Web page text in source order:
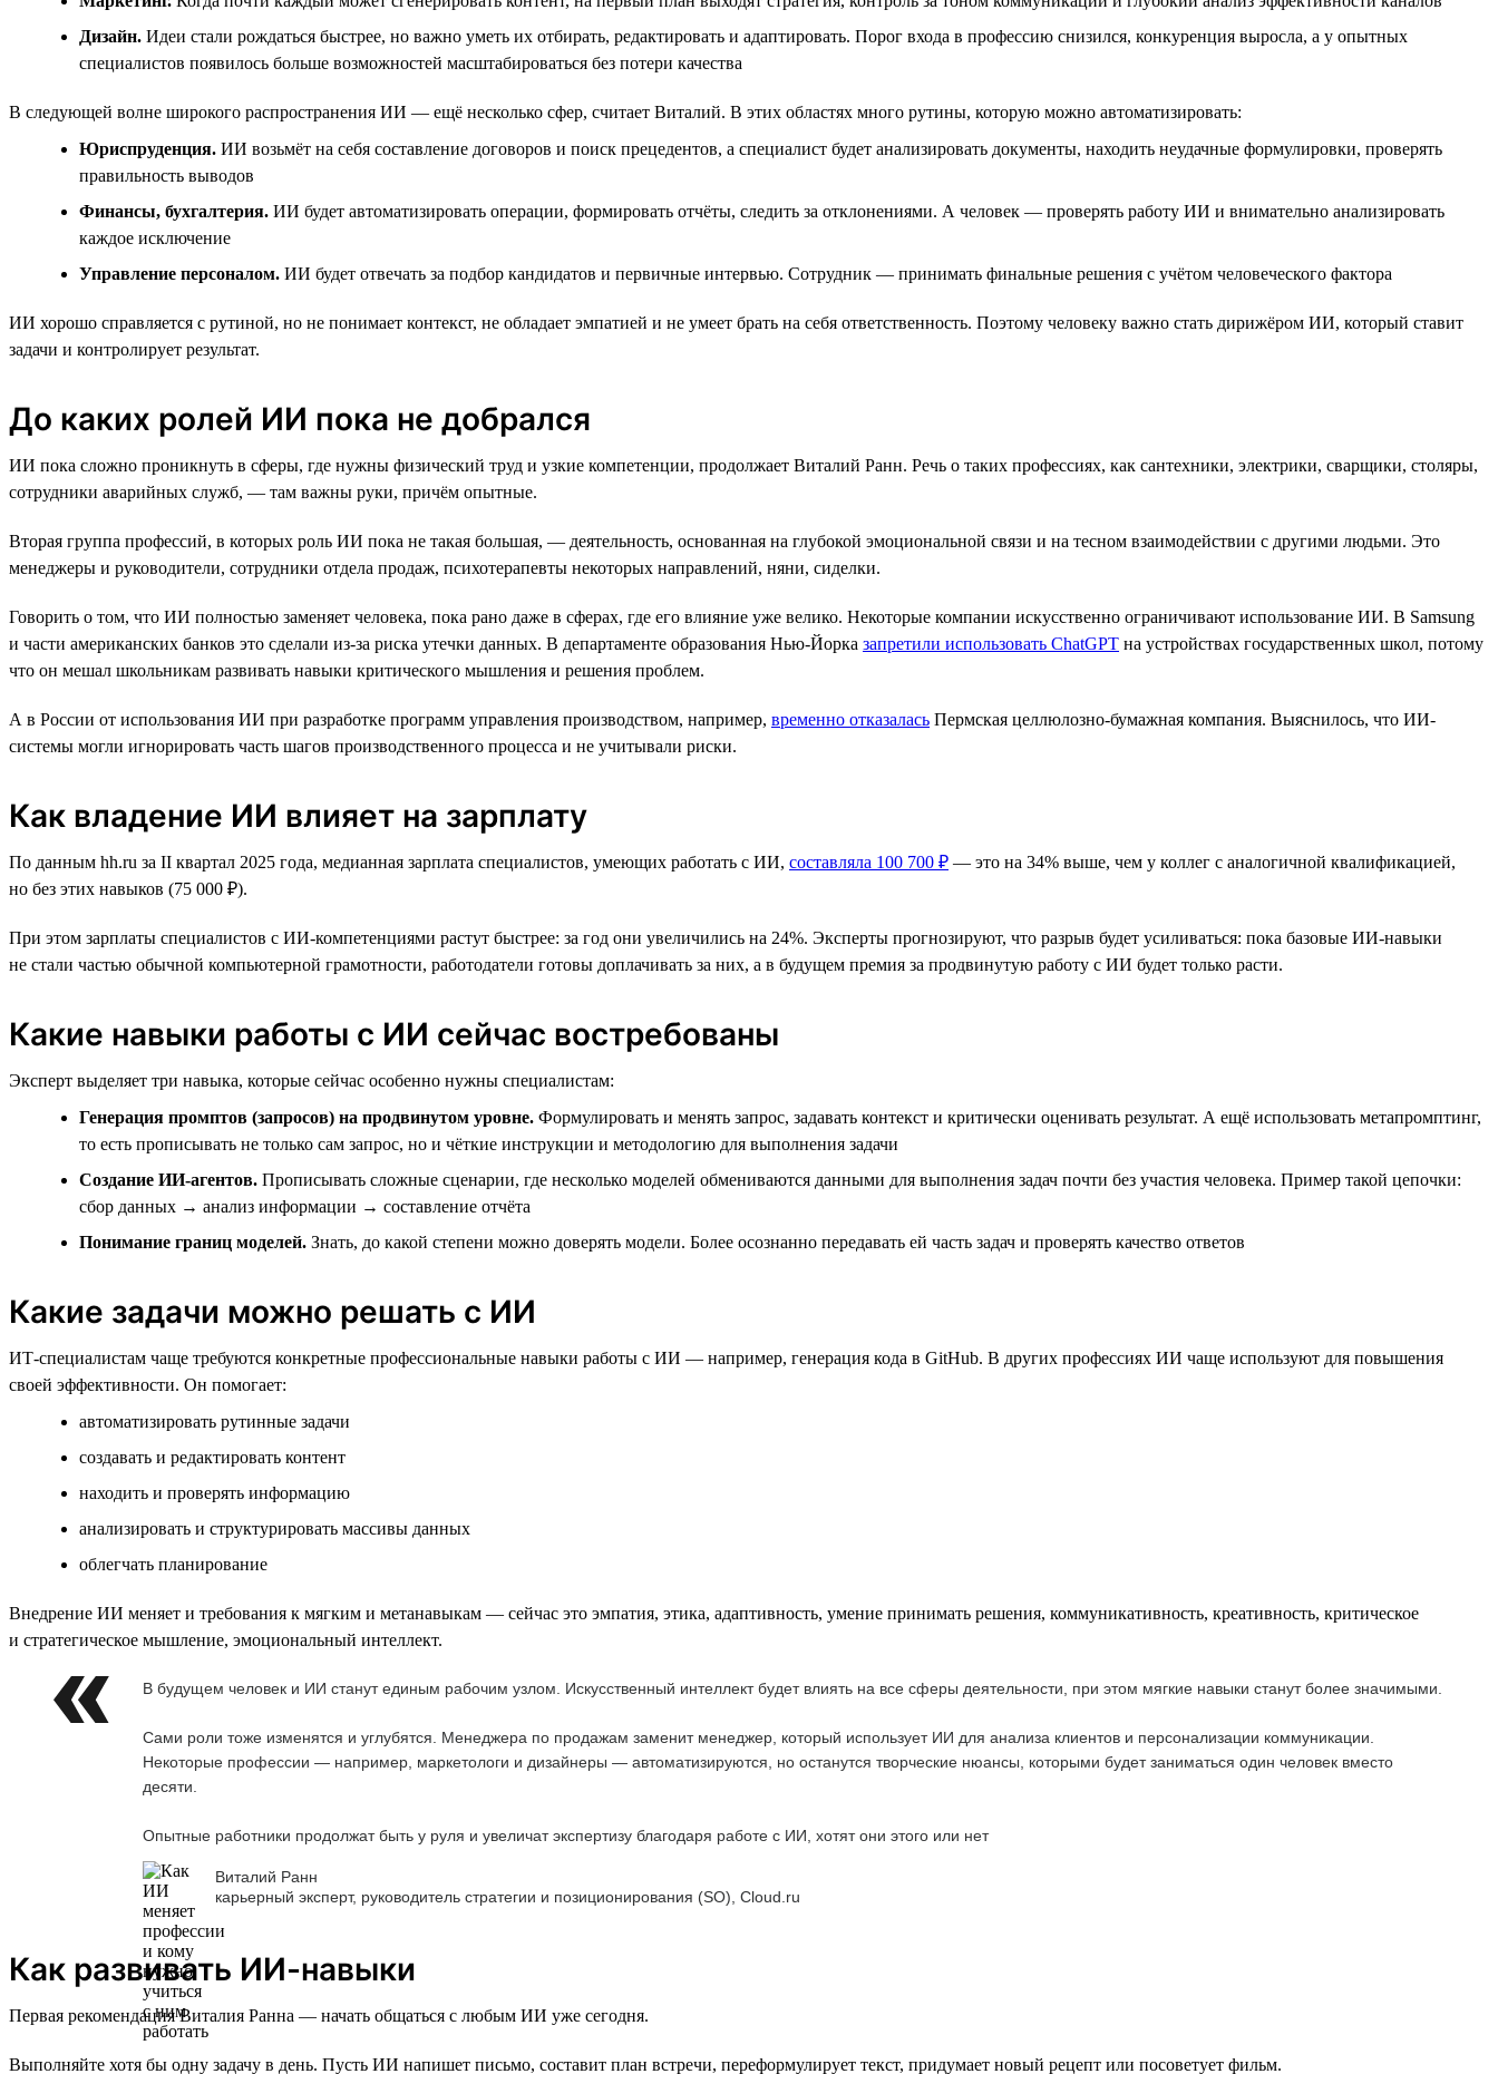
Дизайн. Идеи стали рождаться быстрее, но важно уметь их отбирать, редактировать и адаптировать. Порог входа в профессию снизился, конкуренция выросла, а у опытных
специалистов появилось больше возможностей масштабироваться без потери качества
В следующей волне широкого распространения ИИ — ещё несколько сфер, считает Виталий. В этих областях много рутины, которую можно автоматизировать:
Юриспруденция. ИИ возьмёт на себя составление договоров и поиск прецедентов, а специалист будет анализировать документы, находить неудачные формулировки, проверять
правильность выводов
Финансы, бухгалтерия. ИИ будет автоматизировать операции, формировать отчёты, следить за отклонениями. А человек — проверять работу ИИ и внимательно анализировать
каждое исключение
Управление персоналом. ИИ будет отвечать за подбор кандидатов и первичные интервью. Сотрудник — принимать финальные решения с учётом человеческого фактора
ИИ хорошо справляется с рутиной, но не понимает контекст, не обладает эмпатией и не умеет брать на себя ответственность. Поэтому человеку важно стать дирижёром ИИ, который ставит
задачи и контролирует результат.
До каких ролей ИИ пока не добрался
ИИ пока сложно проникнуть в сферы, где нужны физический труд и узкие компетенции, продолжает Виталий Ранн. Речь о таких профессиях, как сантехники, электрики, сварщики, столяры,
сотрудники аварийных служб, — там важны руки, причём опытные.
Вторая группа профессий, в которых роль ИИ пока не такая большая, — деятельность, основанная на глубокой эмоциональной связи и на тесном взаимодействии с другими людьми. Это
менеджеры и руководители, сотрудники отдела продаж, психотерапевты некоторых направлений, няни, сиделки.
Говорить о том, что ИИ полностью заменяет человека, пока рано даже в сферах, где его влияние уже велико. Некоторые компании искусственно ограничивают использование ИИ. В Samsung
и части американских банков это сделали из-за риска утечки данных. В департаменте образования Нью-Йорка запретили использовать ChatGPT на устройствах государственных школ, потому
что он мешал школьникам развивать навыки критического мышления и решения проблем.
А в России от использования ИИ при разработке программ управления производством, например, временно отказалась Пермская целлюлозно-бумажная компания. Выяснилось, что ИИ-
системы могли игнорировать часть шагов производственного процесса и не учитывали риски.
Как владение ИИ влияет на зарплату
По данным hh.ru за II квартал 2025 года, медианная зарплата специалистов, умеющих работать с ИИ, составляла 100 700 ₽ — это на 34% выше, чем у коллег с аналогичной квалификацией,
но без этих навыков (75 000 ₽).
При этом зарплаты специалистов с ИИ-компетенциями растут быстрее: за год они увеличились на 24%. Эксперты прогнозируют, что разрыв будет усиливаться: пока базовые ИИ-навыки
не стали частью обычной компьютерной грамотности, работодатели готовы доплачивать за них, а в будущем премия за продвинутую работу с ИИ будет только расти.
Какие навыки работы с ИИ сейчас востребованы
Эксперт выделяет три навыка, которые сейчас особенно нужны специалистам:
Генерация промптов (запросов) на продвинутом уровне. Формулировать и менять запрос, задавать контекст и критически оценивать результат. А ещё использовать метапромптинг,
то есть прописывать не только сам запрос, но и чёткие инструкции и методологию для выполнения задачи
Создание ИИ-агентов. Прописывать сложные сценарии, где несколько моделей обмениваются данными для выполнения задач почти без участия человека. Пример такой цепочки:
сбор данных → анализ информации → составление отчёта
Понимание границ моделей. Знать, до какой степени можно доверять модели. Более осознанно передавать ей часть задач и проверять качество ответов
Какие задачи можно решать с ИИ
ИТ-специалистам чаще требуются конкретные профессиональные навыки работы с ИИ — например, генерация кода в GitHub. В других профессиях ИИ чаще используют для повышения
своей эффективности. Он помогает:
автоматизировать рутинные задачи
создавать и редактировать контент
находить и проверять информацию
анализировать и структурировать массивы данных
облегчать планирование
Внедрение ИИ меняет и требования к мягким и метанавыкам — сейчас это эмпатия, этика, адаптивность, умение принимать решения, коммуникативность, креативность, критическое
и стратегическое мышление, эмоциональный интеллект.
В будущем человек и ИИ станут единым рабочим узлом. Искусственный интеллект будет влиять на все сферы деятельности, при этом мягкие навыки станут более значимыми.
Сами роли тоже изменятся и углубятся. Менеджера по продажам заменит менеджер, который использует ИИ для анализа клиентов и персонализации коммуникации.
Некоторые профессии — например, маркетологи и дизайнеры — автоматизируются, но останутся творческие нюансы, которыми будет заниматься один человек вместо
десяти.
Опытные работники продолжат быть у руля и увеличат экспертизу благодаря работе с ИИ, хотят они этого или нет
Виталий Ранн
карьерный эксперт, руководитель стратегии и позиционирования (SO), Cloud.ru
Как развивать ИИ-навыки
Первая рекомендация Виталия Ранна — начать общаться с любым ИИ уже сегодня.
Выполняйте хотя бы одну задачу в день. Пусть ИИ напишет письмо, составит план встречи, переформулирует текст, придумает новый рецепт или посоветует фильм.